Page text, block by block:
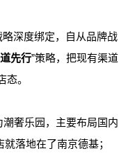
深度绑定，自从品牌战
先行”策略，把现有渠道
。
奢乐园，主要布局国内
落地在了南京德基；